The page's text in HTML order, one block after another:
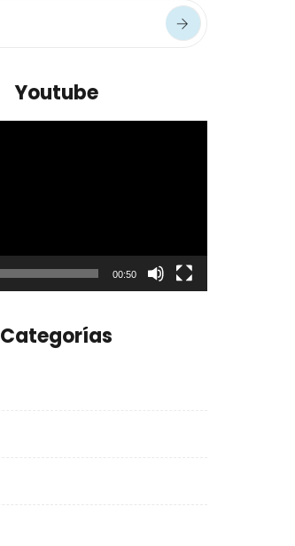
Youtube
00:50
Categorías